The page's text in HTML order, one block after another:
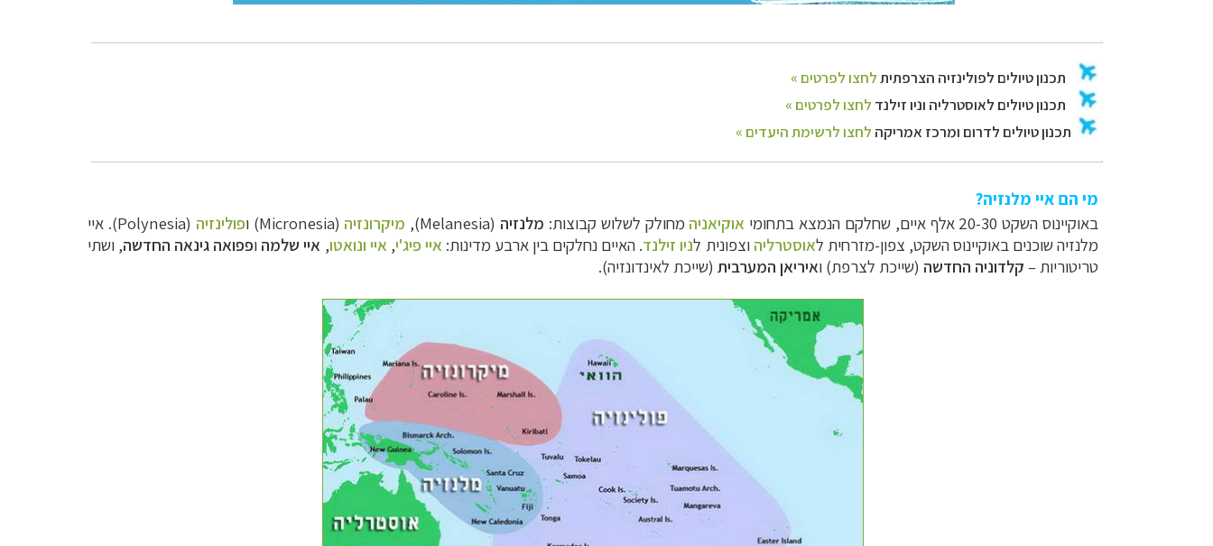
מי הם איי מלנזיה?
באוקיינוס השקט 20-30 אלף איים, שחלקם הנמצא ב
תחומי אוקיאניה מחולק לשלוש קבוצות: מלנזיה (Melanesia), מיקרונזיה (Micronesia) ו פולינזיה
(Polynesia). איי
מלנזיה שוכנים באוקיינוס השקט, צפון-מזרחית לאוסטרליה וצפונית לניו זילנד. האיים נחלקים בין ארבע מדינות: איי פיג'י, איי ונואטו, איי שלמה ופפואה גינאה החדשה, ושתי
טריטוריות– קלדוניה החדשה (שייכת לצרפת) ואיריאן המערבית (שייכת לאינדונזיה).